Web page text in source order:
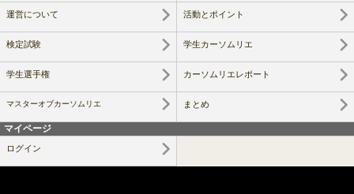
運営について 活動とポイント
検定試験 学生カーソムリエ
学生選手権 カーソムリエレポート
マスターオブカーソムリエ まとめ
マイページ
ログイン